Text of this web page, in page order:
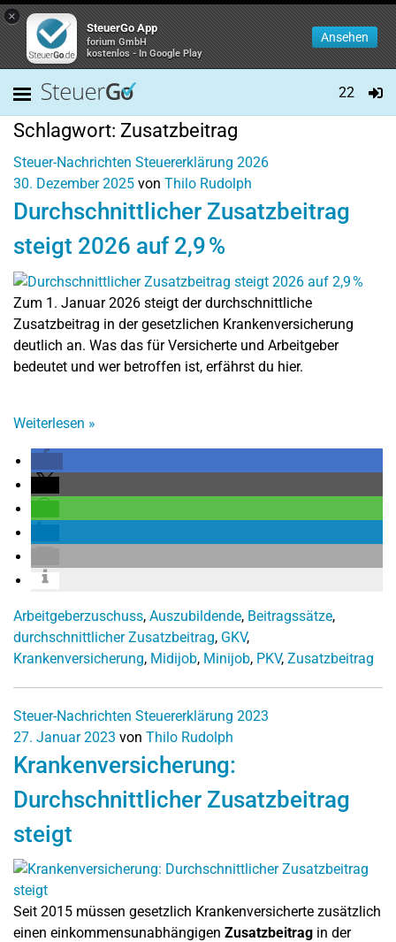
×
SteuerGo App
forium GmbH
kostenlos - In Google Play
Ansehen
22
Schlagwort: Zusatzbeitrag
Steuer-Nachrichten Steuererklärung 2026
30. Dezember 2025 von Thilo Rudolph
Durchschnittlicher Zusatzbeitrag
steigt 2026 auf 2,9 %
Zum 1. Januar 2026 steigt der durchschnittliche
Zusatzbeitrag in der gesetzlichen Krankenversicherung
deutlich an. Was das für Versicherte und Arbeitgeber
bedeutet und wer betroffen ist, erfährst du hier.
Weiterlesen »
Arbeitgeberzuschuss, Auszubildende, Beitragssätze,
durchschnittlicher Zusatzbeitrag, GKV,
Krankenversicherung, Midijob, Minijob, PKV, Zusatzbeitrag
Steuer-Nachrichten Steuererklärung 2023
27. Januar 2023 von Thilo Rudolph
Krankenversicherung:
Durchschnittlicher Zusatzbeitrag
steigt
Seit 2015 müssen gesetzlich Krankenversicherte zusätzlich
einen einkommensunabhängigen Zusatzbeitrag in der